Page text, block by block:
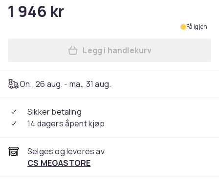
1 946 kr
Få igjen
Legg Kärcher WD 4 P S V-
Legg i handlekurv
On., 26 aug. - ma., 31 aug.
Sikker betaling
14 dagers åpent kjøp
Selges og leveres av
CS MEGASTORE